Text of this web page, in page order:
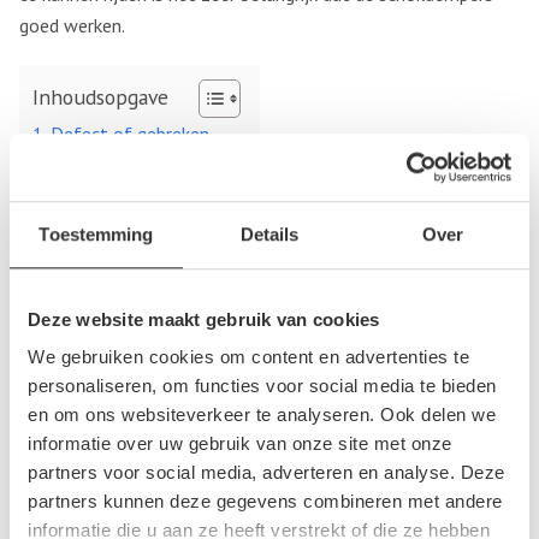
Toestemming Details Over
Deze website maakt gebruik van cookies
We gebruiken cookies om content en advertenties te
personaliseren, om functies voor social media te bieden
en om ons websiteverkeer te analyseren. Ook delen we
informatie over uw gebruik van onze site met onze
partners voor social media, adverteren en analyse. Deze
partners kunnen deze gegevens combineren met andere
informatie die u aan ze heeft verstrekt of die ze hebben
goed werken.
Inhoudsopgave
Defect of gebreken
Defect of gebreken
schokbrekers gaan slijten. Het is dan mogelijk dat er gebreken
aan de schokdempers ontstaan. Dit kun je vaak merken als de
remweg van de auto langer duurt, door de bocht sturen
moeilijk gaat, de auto last heeft van piepende banden of als
de auto naar één bepaalde kant toe trekt tijdens het rijden.
Schokbrekers moeten klappen kunnen opvangen en niet
makkelijk terug kunnen veren. Als de auto nieuwe